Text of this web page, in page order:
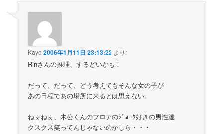
Kayo 2006年1月11日 23:13:22 より:
Rinさんの推理、するどいかも！
だって、だって、どう考えてもそんな女の子が
あの日程であの場所に来るとは思えない。
ねぇねぇ、木公くんのフロアのｼﾞｮｰｸ好きの男性達
クスクス笑ってんじゃないのかしら・・・